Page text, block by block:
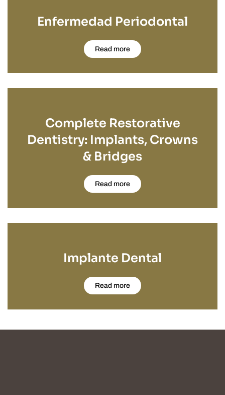
Enfermedad Periodontal
Read more
Complete Restorative
Dentistry: Implants, Crowns
& Bridges
Read more
Implante Dental
Read more